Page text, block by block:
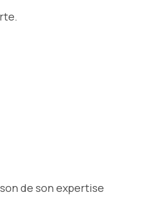
de son expertise